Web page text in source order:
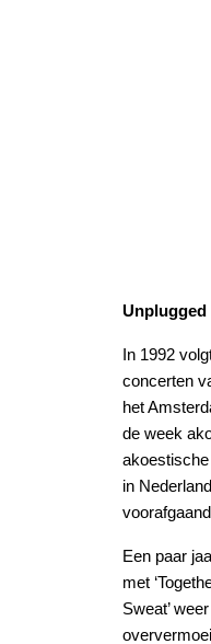
Unplugged
In 1992
concerten
het
de week
in
Een paar
met
Sweat’